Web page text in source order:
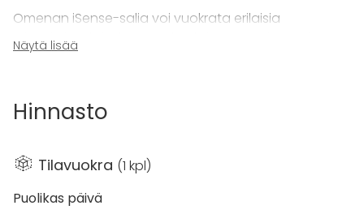
Omenan iSense-salia voi vuokrata erilaisia
yritystilaisuuksia, kuten kokouksia tai seminaareja
varten. iSense on Odeon Cinemas Groupin kehittämä
sekä suuri valkokangas. Henkilökuntamme auttaa
kautta yritystilaisuuksiin on saatavilla laajempia
menukokonaisuuksia ja omasta valikoimastamme
löytyy erilaisia vaihtoehtoja pienempään nälkään,
Näytä lisää
Hinnasto
Tilavuokra (1 kpl)
Puolikas päivä